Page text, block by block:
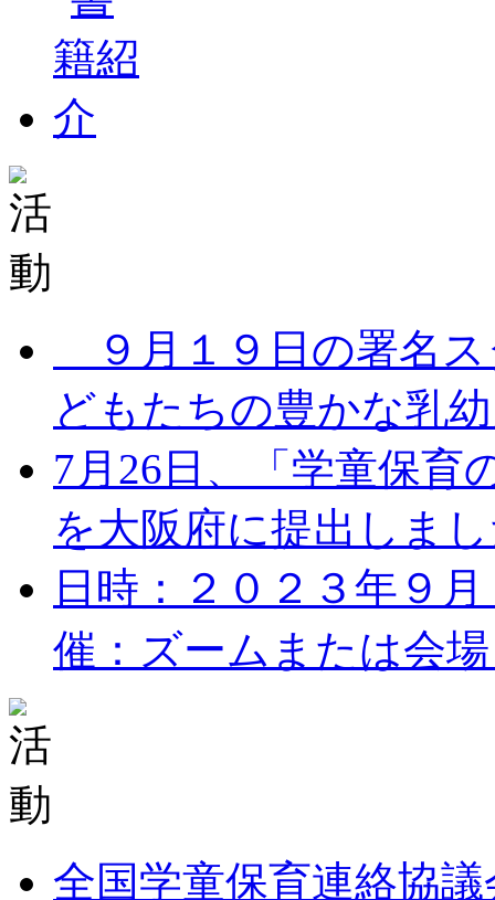
９月１９日の署名ス
どもたちの豊かな乳
7月26日、「学童保育
を大阪府に提出しま
日時：２０２３年９
催：ズームまたは会
全国学童保育連絡協議